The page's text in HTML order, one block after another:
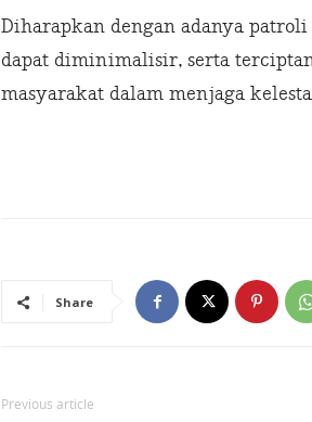
Diharapkan dengan adanya
dapat diminimalisir, serta
masyarakat dalam menjaga
Share
Previous article